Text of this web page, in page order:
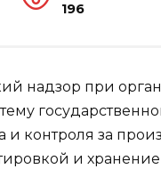
196
надзор при
контроля за
и